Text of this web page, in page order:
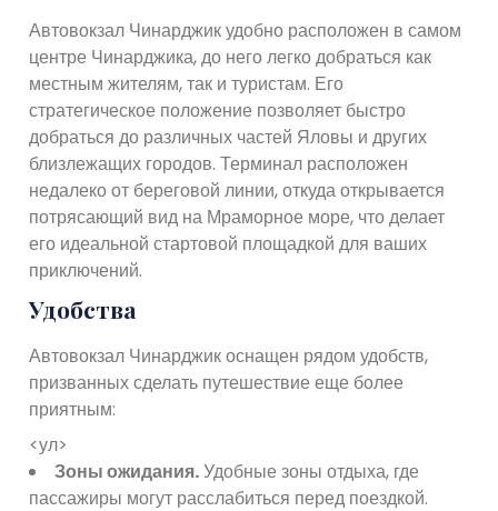
Автовокзал Чинарджик удобно расположен в самом
центре Чинарджика, до него легко добраться как
местным жителям, так и туристам. Его
стратегическое положение позволяет быстро
добраться до различных частей Яловы и других
близлежащих городов. Терминал расположен
недалеко от береговой линии, откуда открывается
потрясающий вид на Мраморное море, что делает
его идеальной стартовой площадкой для ваших
приключений.
Удобства
Автовокзал Чинарджик оснащен рядом удобств,
призванных сделать путешествие еще более
приятным:
<ул>
Зоны ожидания.Удобные зоны отдыха, где
пассажиры могут расслабиться перед поездкой.